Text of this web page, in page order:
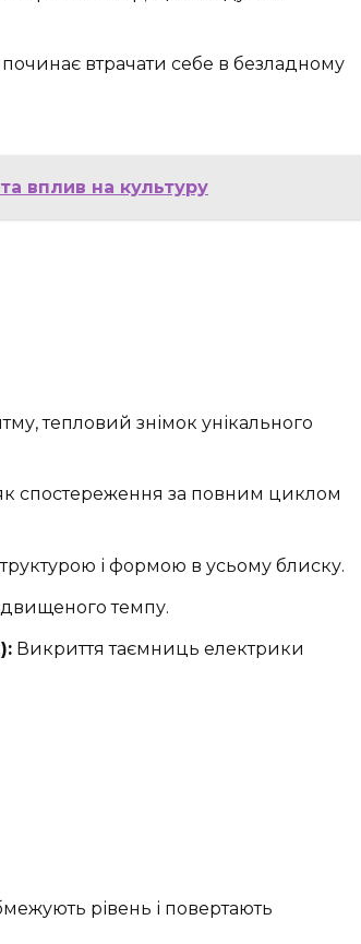
втрачати себе в безладному
вплив на культуру
тепловий знімок унікального
спостереження за повним циклом
і формою в усьому блиску.
темпу.
Викриття таємниць електрики
рівень і повертають